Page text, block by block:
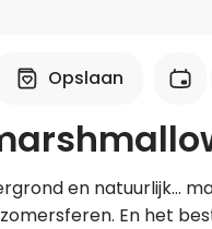
Opslaan
en natuurlijk…
En het